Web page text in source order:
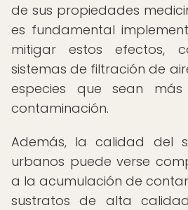
de sus propiedades
es fundamental
mitigar estos efectos,
sistemas de filtración de
especies que sean
contaminación.
Además, la calidad del
urbanos puede verse
a la acumulación de
sustratos de alta